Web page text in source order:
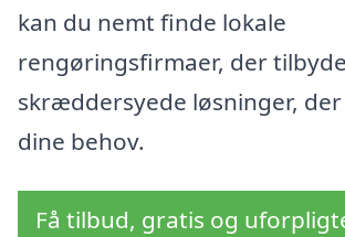
kan du nemt finde lokale
rengøringsfirmaer, der
skræddersyede løsninger,
dine behov.
Få tilbud, gratis og